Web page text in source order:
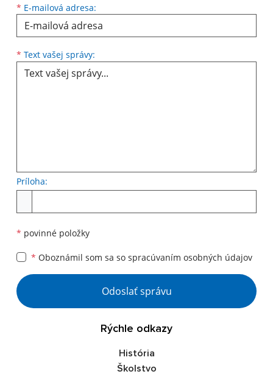
* E-mailová adresa:
* Text vašej správy:
Príloha:
* povinné položky
* Oboznámil som sa so spracúvaním osobných údajov
Google reCaptcha Response
Odoslať správu
Rýchle odkazy
História
Školstvo